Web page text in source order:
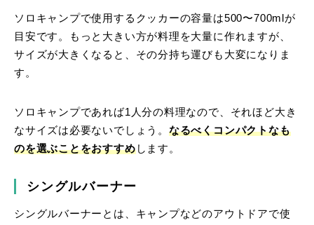
ソロキャンプで使用するクッカーの容量は500〜700mlが
目安です。もっと大きい方が料理を大量に作れますが、
サイズが大きくなると、その分持ち運びも大変になりま
す。
ソロキャンプであれば1人分の料理なので、それほど大き
なサイズは必要ないでしょう。 なるべくコンパクトなも
のを選ぶことをおすすめします。
シングルバーナー
シングルバーナーとは、キャンプなどのアウトドアで使